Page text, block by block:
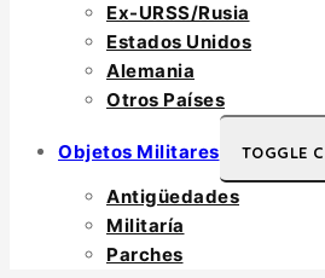
Ex-URSS/Rusia
Estados Unidos
Alemania
Otros Países
Objetos Militares TOGGLE
Antigüedades
Militaría
Parches